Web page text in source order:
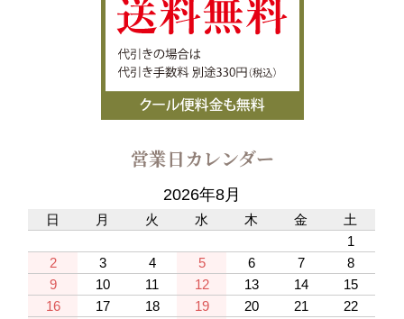
営業日カレンダー
2026年8月
日 月 火 水 木 金
土
1
2
3 4 5 6 7
8
9
10 11 12 13 14
15
16
17 18 19 20 21
22